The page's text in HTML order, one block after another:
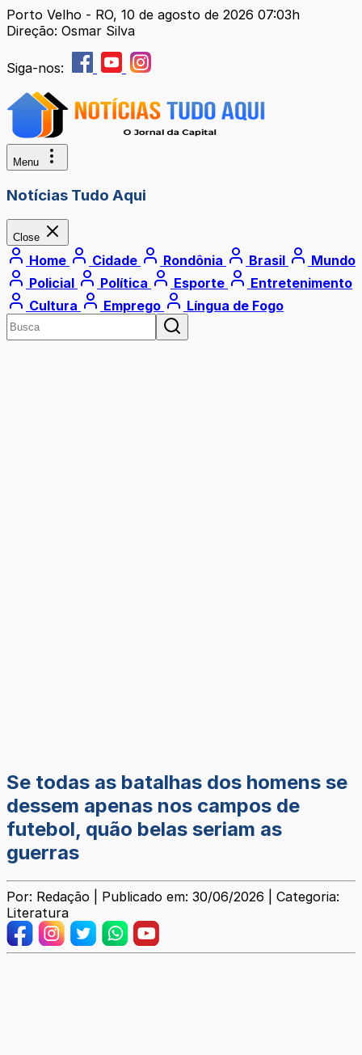
Porto Velho - RO, 10 de agosto de 2026 07:03h
Direção: Osmar Silva
Siga-nos:
Menu
Notícias Tudo Aqui
Close
Home Cidade Rondônia Brasil
Mundo
Policial
Política Esporte
Entretenimento
Cultura
Emprego Língua de Fogo
Se todas as batalhas dos homens se
dessem apenas nos campos de
futebol, quão belas seriam as
guerras
Por: Redação | Publicado em: 30/06/2026 | Categoria:
Literatura